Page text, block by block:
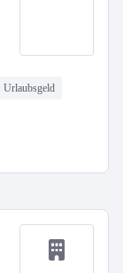
Urlaubsgeld